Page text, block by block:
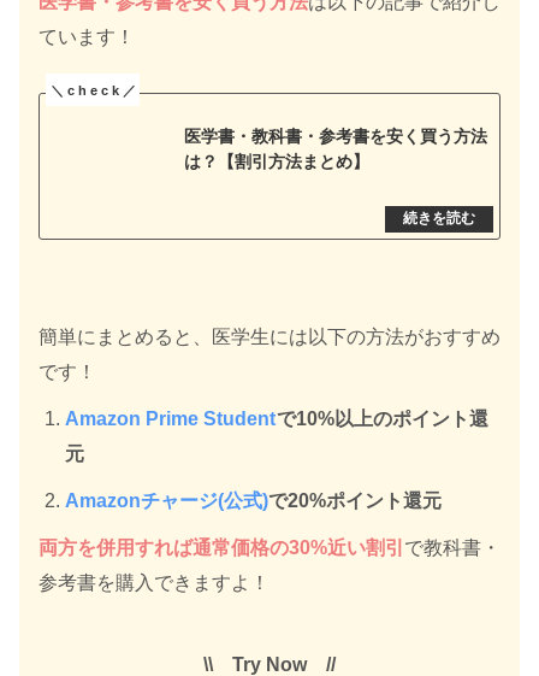
ています！
医学書・教科書・参考書を安く買う方法
は？【割引方法まとめ】
簡単にまとめると、医学生には以下の方法がおすすめ
です！
Amazon Prime Studentで10%以上のポイント還
元
Amazonチャージ(公式)で20%ポイント還元
両方を併用すれば通常価格の30%近い割引 で教科書・
参考書を購入できますよ！
\\ Try Now //